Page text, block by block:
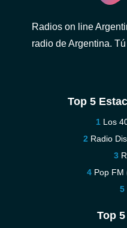
Radios on line
radio de Argentina.
Top 5
Los
Radio
Pop FM
Top